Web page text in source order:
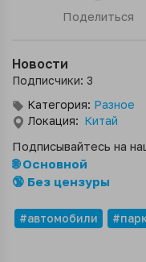
Поделиться
Новости
Подписчики: 3
Категория: Разное
Локация: Китай
Подписывайтесь на
🌐 Основной
🔞 Без цензуры
#автомобили